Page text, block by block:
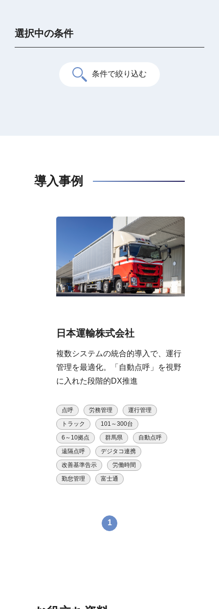
選択中の条件
条件で絞り込む
導入事例
日本運輸株式会社
複数システムの統合的導入で、運行
管理を最適化。「自動点呼」を視野
に入れた段階的DX推進
点呼 労務管理
運行管理
トラック
101～300台
6～10拠点
群馬県
自動点呼
遠隔点呼
デジタコ連携
改善基準告示
労働時間
勤怠管理
富士通
1